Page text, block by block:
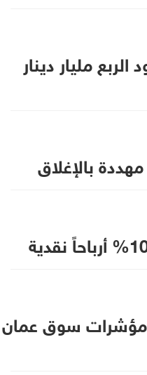
مليار دينار
بالإغلاق
سوق عمان